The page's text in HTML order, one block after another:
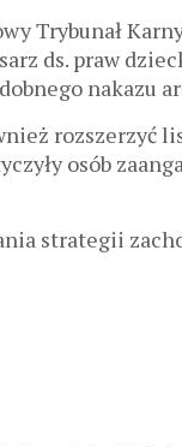
Trybunał
ds. praw
nakazu
rozszerzyć
osób
strategii